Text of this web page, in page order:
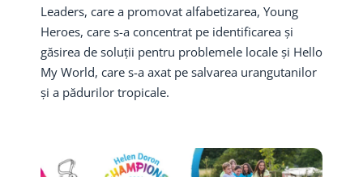
Leaders, care a promovat alfabetizarea, Young
Heroes, care s-a concentrat pe identificarea și
găsirea de soluții pentru problemele locale și Hello
My World, care s-a axat pe salvarea urangutanilor
și a pădurilor tropicale.